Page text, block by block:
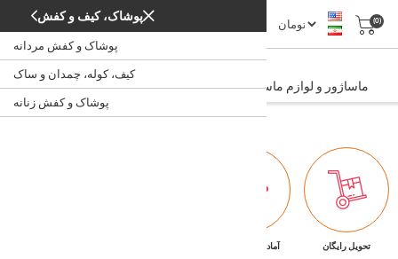
(0) پوشاک، کیف و کفش
پوشاک و کفش مردانه
کیف، کوله، چمدان و ساک
پوشاک و کفش زنانه
خانه / سلامت و پزشکی / سنجش سلامت / ماساژور و لوازم ماساژ
آماده تحویل فوری تحویل رایگان